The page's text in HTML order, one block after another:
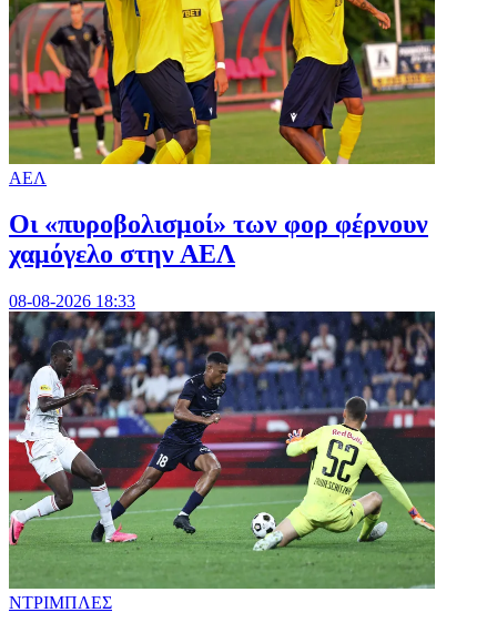
ΑΕΛ
Οι «πυροβολισμοί» των φορ φέρνουν
χαμόγελο στην ΑΕΛ
08-08-2026 18:33
ΝΤΡΙΜΠΛΕΣ